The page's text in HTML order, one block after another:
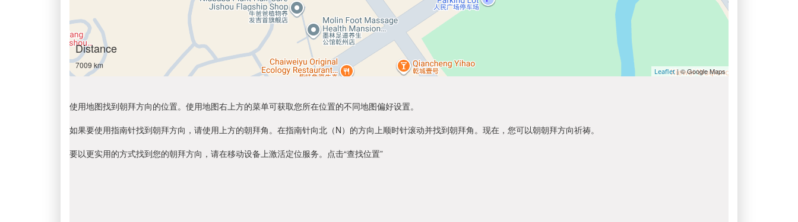
Distance
7009 km
Leaflet| © Google Maps
使用地图找到朝拜方向的位置。使用地图右上方的菜单可获取您所在位置的不同地图偏好设置。
如果要使用指南针找到朝拜方向，请使用上方的朝拜角。在指南针向北（N）的方向上顺时针滚动并找到朝拜角。现在，您可以朝朝拜方向祈祷。
要以更实用的方式找到您的朝拜方向，请在移动设备上激活定位服务。点击“查找位置”